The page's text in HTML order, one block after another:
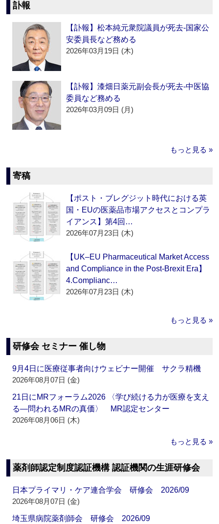
訃報
【訃報】松本純元衆院議員が死去‐国家公
安委員長など務める
2026年03月19日 (木)
【訃報】漆畑日薬元副会長が死去‐中医協
委員など務める
2026年03月09日 (月)
もっと見る »
寄稿
【ポスト・ブレグジット時代における英
国・EUの医薬品市場アクセスとコンプラ
イアンス】第4回…
2026年07月23日 (木)
【UK–EU Pharmaceutical Market Access
and Compliance in the Post-Brexit Era】
4.Complianc…
2026年07月23日 (木)
もっと見る »
研修会 セミナー 催し物
9月4日に医療従事者向けウェビナー開催 サクラ精機
2026年08月07日 (金)
21日にMRフォーラム2026 〈学び続ける力が医療を支え
る―問われるMRの真価〉 MR認定センター
2026年08月06日 (木)
もっと見る »
薬剤師認定制度認証機構 認証機関の生涯研修会
日本プライマリ・ケア連合学会 研修会 2026/09
2026年08月07日 (金)
埼玉県病院薬剤師会 研修会 2026/09